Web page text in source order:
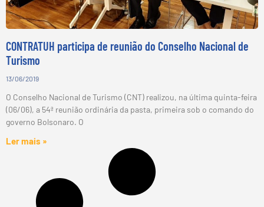
CONTRATUH participa de reunião do Conselho Nacional de
Turismo
13/06/2019
O Conselho Nacional de Turismo (CNT) realizou, na última quinta-feira
(06/06), a 54ª reunião ordinária da pasta, primeira sob o comando do
governo Bolsonaro. O
Ler mais »